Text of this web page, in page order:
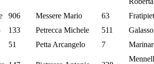
906 Messere Mario 63
133 Petrecca Michele 511
51 Petta Arcangelo 7